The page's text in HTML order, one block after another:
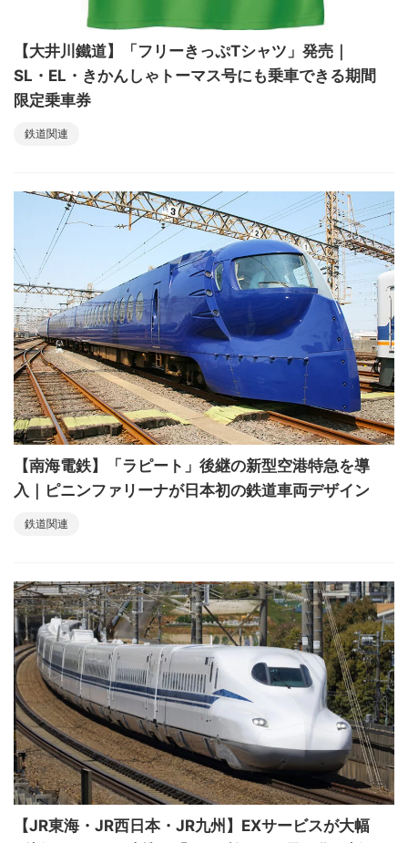
【大井川鐵道】「フリーきっぷTシャツ」発売｜
SL・EL・きかんしゃトーマス号にも乗車できる期間
限定乗車券
鉄道関連
【南海電鉄】「ラピート」後継の新型空港特急を導
入｜ピニンファリーナが日本初の鉄道車両デザイン
鉄道関連
【JR東海・JR西日本・JR九州】EXサービスが大幅